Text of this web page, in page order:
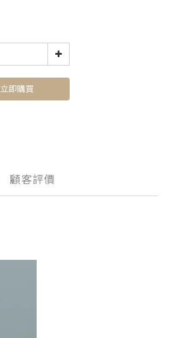
立即購買
顧客評價